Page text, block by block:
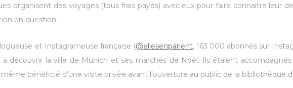
organisent des voyages (tous frais payés) avec eux pour faire connaître leur
en question.
et Instagrameuse française (@ellesenparlent, 163 000 abonnés sur
découvrir la ville de Munich et ses marchés de Noël. Ils étaient
bénéficié d’une visite privée avant l’ouverture au public de la bibliothèque